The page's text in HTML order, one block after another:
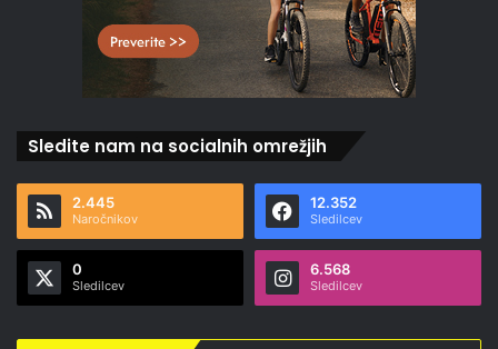
Sledite nam na socialnih omrežjih
2.445
Naročnikov
12.352
Sledilcev
0
Sledilcev
6.568
Sledilcev